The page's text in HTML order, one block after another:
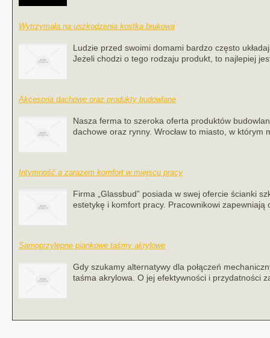
Wytrzymała na uszkodzenia kostka brukowa
Ludzie przed swoimi domami bardzo często
Jeżeli chodzi o tego rodzaju produkt, to najlepiej
Akcesoria dachowe oraz produkty budowlane
Nasza ferma to szeroka oferta produktów
dachowe oraz rynny. Wrocław to miasto, w którym
Intymność a zarazem komfort w miejscu pracy
Firma „Glassbud” posiada w swej ofercie ścianki
estetykę i komfort pracy. Pracownikowi zapewniają
Samoprzylepne piankowe taśmy akrylowe
Gdy szukamy alternatywy dla połączeń
taśma akrylowa. O jej efektywności i przydatności